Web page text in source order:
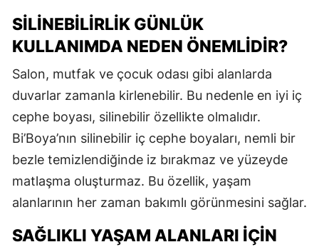
SILINEBILIRLIK GÜNLÜK
KULLANIMDA NEDEN ÖNEMLIDIR?
Salon, mutfak ve çocuk odası gibi alanlarda
duvarlar zamanla kirlenebilir. Bu nedenle en iyi iç
cephe boyası, silinebilir özellikte olmalıdır.
Bi’Boya’nın silinebilir iç cephe boyaları, nemli bir
bezle temizlendiğinde iz bırakmaz ve yüzeyde
matlaşma oluşturmaz. Bu özellik, yaşam
alanlarının her zaman bakımlı görünmesini sağlar.
SAĞLIKLI YAŞAM ALANLARI İÇIN